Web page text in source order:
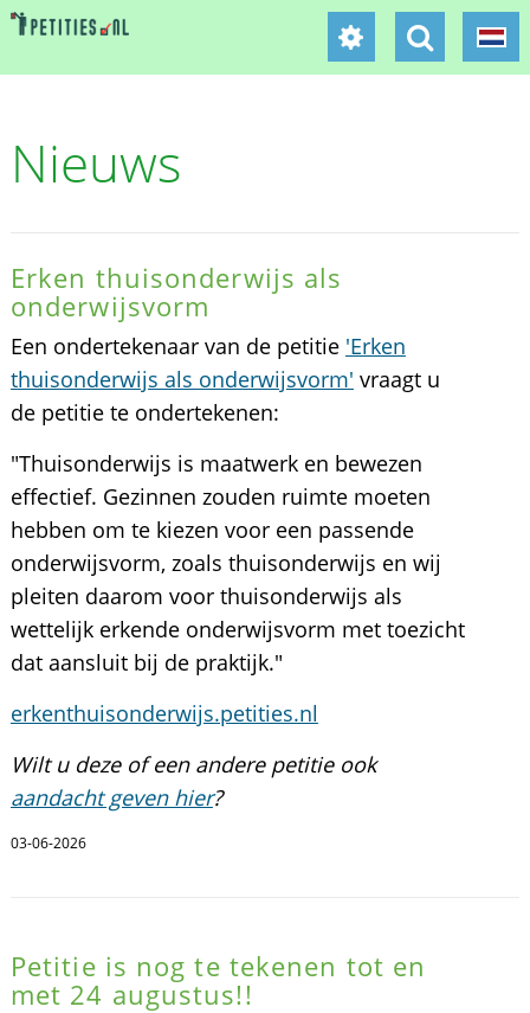
Nieuws
Erken thuisonderwijs als
onderwijsvorm
Een ondertekenaar van de petitie 'Erken
thuisonderwijs als onderwijsvorm' vraagt u
de petitie te ondertekenen:
"Thuisonderwijs is maatwerk en bewezen
effectief. Gezinnen zouden ruimte moeten
hebben om te kiezen voor een passende
onderwijsvorm, zoals thuisonderwijs en wij
pleiten daarom voor thuisonderwijs als
wettelijk erkende onderwijsvorm met toezicht
dat aansluit bij de praktijk."
erkenthuisonderwijs.petities.nl
Wilt u deze of een andere petitie ook
aandacht geven hier?
03-06-2026
Petitie is nog te tekenen tot en
met 24 augustus!!